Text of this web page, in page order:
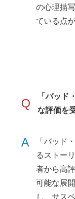
の心理描
ている点
Q
「バッド
な評価を
A
「バッド
るストー
者から高
可能な展
し、サス